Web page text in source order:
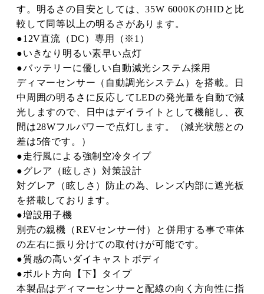
す。明るさの目安としては、35W 6000KのHIDと比
較して同等以上の明るさがあります。
●12V直流（DC）専用（※1）
●いきなり明るい素早い点灯
●バッテリーに優しい自動減光システム採用
ディマーセンサー（自動調光システム）を搭載。日
中周囲の明るさに反応してLEDの発光量を自動で減
光しますので、日中はデイライトとして機能し、夜
間は28Wフルパワーで点灯します。（減光状態との
差は5倍です。）
●走行風による強制空冷タイプ
●グレア（眩しさ）対策設計
対グレア（眩しさ）防止の為、レンズ内部に遮光板
を搭載しております。
●増設用子機
別売の親機（REVセンサー付）と併用する事で車体
の左右に振り分けての取付けが可能です。
●質感の高いダイキャストボディ
●ボルト方向【下】タイプ
本製品はディマーセンサーと配線の向く方向性に指